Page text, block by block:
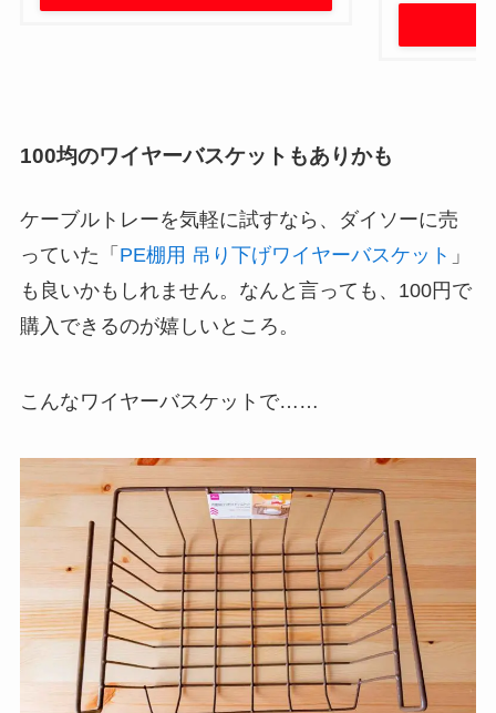
100均のワイヤーバスケットもありかも
ケーブルトレーを気軽に試すなら、ダイソーに売
っていた「 PE棚用 吊り下げワイヤーバスケット 」
も良いかもしれません。なんと言っても、100円で
購入できるのが嬉しいところ。
こんなワイヤーバスケットで……